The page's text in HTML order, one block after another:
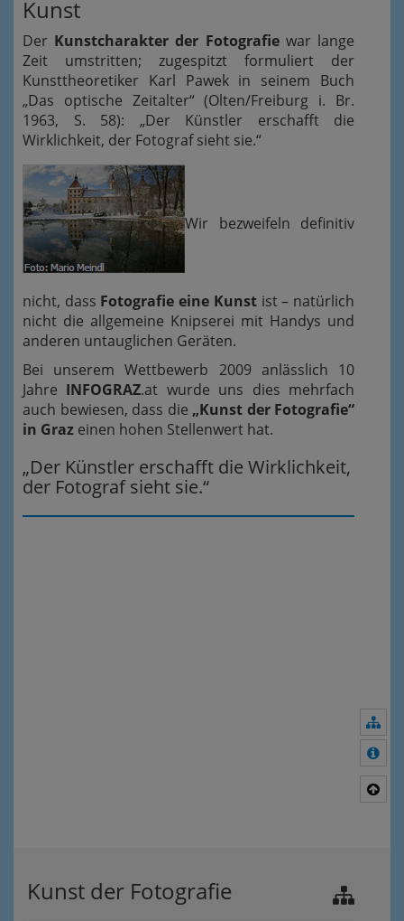
Kunst
Der Kunstcharakter der Fotografiewar lange
Zeit umstritten; zugespitzt formuliert der
Kunsttheoretiker Karl Pawek in seinem Buch
„Das optische Zeitalter“ (Olten/Freiburg i. Br.
1963, S. 58): „Der Künstler erschafft die
Wirklichkeit, der Fotograf sieht sie.“
Wir bezweifeln definitiv
nicht, dass Fotografie eine Kunstist – natürlich
nicht die allgemeine Knipserei mit Handys und
anderen untauglichen Geräten.
Bei unserem Wettbewerb 2009 anlässlich 10
Jahre INFOGRAZ.at wurde uns dies mehrfach
auch bewiesen, dass die „Kunst der Fotografie“
in Graz einen hohen Stellenwert hat.
„Der Künstler erschafft die Wirklichkeit,
der Fotograf sieht sie.“
Kunst der Fotografie